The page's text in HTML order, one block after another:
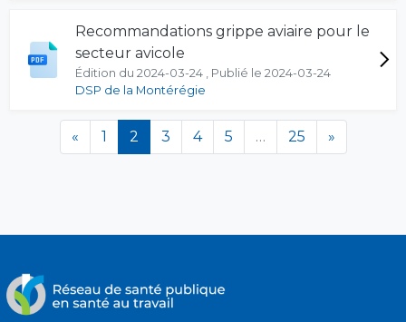
Recommandations grippe aviaire pour le
secteur avicole
Édition du 2024-03-24 , Publié le 2024-03-24
DSP de la Montérégie
« 1 2 (en cours)
3 4 5 … 25 »